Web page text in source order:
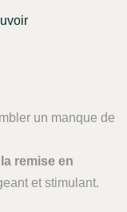
un manque de
remise en
et stimulant.